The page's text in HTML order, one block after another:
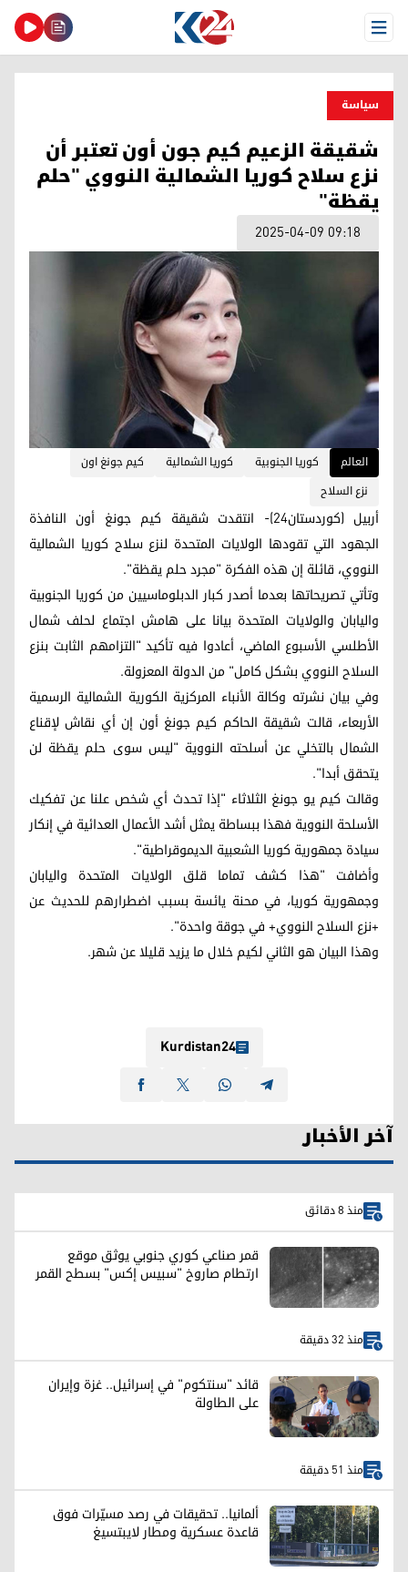
Open Menu
سیاسة
شقيقة الزعيم كيم جون أون تعتبر أن
نزع سلاح كوريا الشمالية النووي "حلم
يقظة"
2025-04-09 09:18
العالم كوريا الجنوبية كوريا الشمالية
كيم جونغ اون
نزع السلاح
أربيل (كوردستان24)- انتقدت شقيقة كيم جونغ أون النافذة
الجهود التي تقودها الولايات المتحدة لنزع سلاح كوريا الشمالية
النووي، قائلة إن هذه الفكرة "مجرد حلم يقظة".
وتأتي تصريحاتها بعدما أصدر كبار الدبلوماسيين من كوريا الجنوبية
واليابان والولايات المتحدة بيانا على هامش اجتماع لحلف شمال
الأطلسي الأسبوع الماضي، أعادوا فيه تأكيد "التزامهم الثابت بنزع
السلاح النووي بشكل كامل" من الدولة المعزولة.
وفي بيان نشرته وكالة الأنباء المركزية الكورية الشمالية الرسمية
الأربعاء، قالت شقيقة الحاكم كيم جونغ أون إن أي نقاش لإقناع
الشمال بالتخلي عن أسلحته النووية "ليس سوى حلم يقظة لن
يتحقق أبدا".
وقالت كيم يو جونغ الثلاثاء "إذا تحدث أي شخص علنا عن تفكيك
الأسلحة النووية فهذا ببساطة يمثل أشد الأعمال العدائية في إنكار
سيادة جمهورية كوريا الشعبية الديموقراطية".
وأضافت "هذا كشف تماما قلق الولايات المتحدة واليابان
وجمهورية كوريا، في محنة يائسة بسبب اضطرارهم للحديث عن
+نزع السلاح النووي+ في جوقة واحدة".
وهذا البيان هو الثاني لكيم خلال ما يزيد قليلا عن شهر.
Kurdistan24
آخر الأخبار
منذ 8 دقائق
قمر صناعي كوري جنوبي يوثق موقع
ارتطام صاروخ "سبيس إكس" بسطح القمر
منذ 32 دقيقة
قائد "سنتكوم" في إسرائيل.. غزة وإيران
على الطاولة
منذ 51 دقيقة
ألمانيا.. تحقيقات في رصد مسيّرات فوق
قاعدة عسكرية ومطار لايبتسيغ